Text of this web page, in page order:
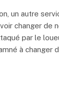
un autre
changer de
par le
à changer